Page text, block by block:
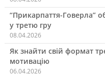
“Прикарпаття-Говерла”
у третю гру
08.04.2026
Як знайти свій формат
мотивацію
06.04.2026